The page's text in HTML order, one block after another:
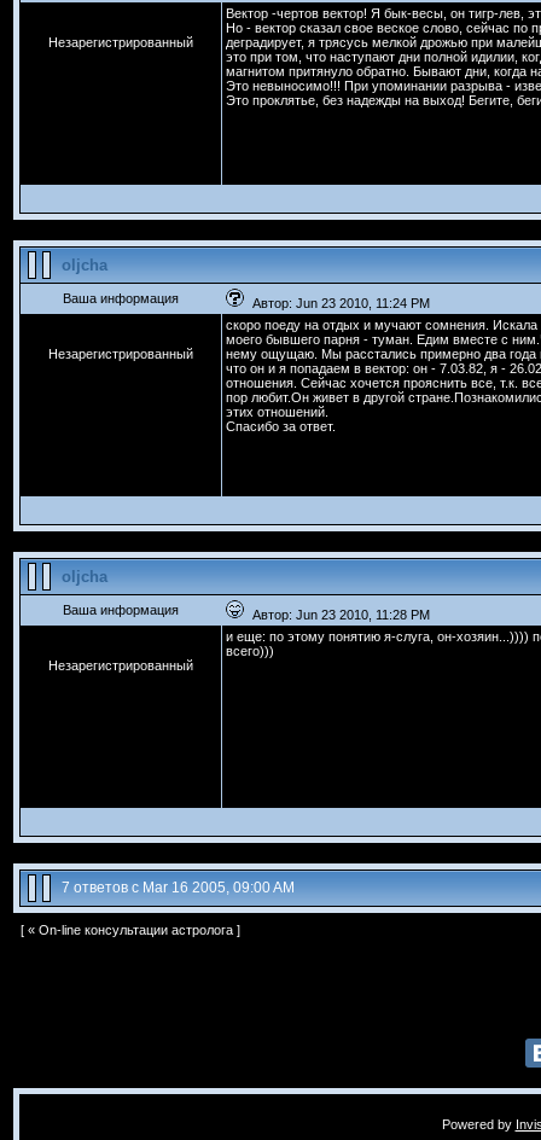
Незарегистрированный
Вектор -чертов вектор! Я бык-весы, он тигр-лев,
Но - вектор сказал свое веское слово, сейчас
деградирует, я трясусь мелкой дрожью при
это при том, что наступают дни полной идилии,
магнитом притянуло обратно. Бывают дни, когда
Это невыносимо!!! При упоминании разрыва -
Это проклятье, без надежды на выход! Бегите,
oljcha
Ваша информация Автор: Jun 23 2010, 11:24 PM
Незарегистрированный
скоро поеду на отдых и мучают сомнения. Искала
моего бывшего парня - туман. Едим вместе с
нему ощущаю. Мы расстались примерно два года
что он и я попадаем в вектор: он - 7.03.82, я -
отношения. Сейчас хочется прояснить все, т.к.
пор любит.Он живет в другой
этих отношений.
Спасибо за ответ.
oljcha
Ваша информация Автор: Jun 23 2010, 11:28 PM
Незарегистрированный
и еще: по этому понятию я-слуга, он-хозяин...))))
всего)))
7 ответов с Mar 16 2005, 09:00 AM
[ « On-line консультации астролога ]
Powered by